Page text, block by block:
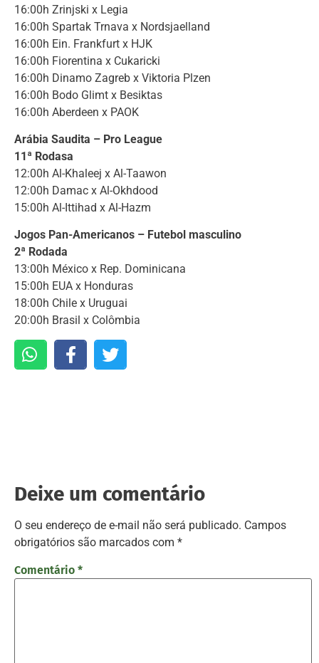
16:00h Zrinjski x Legia
16:00h Spartak Trnava x Nordsjaelland
16:00h Ein. Frankfurt x HJK
16:00h Fiorentina x Cukaricki
16:00h Dinamo Zagreb x Viktoria Plzen
16:00h Bodo Glimt x Besiktas
16:00h Aberdeen x PAOK
Arábia Saudita – Pro League
11ª Rodasa
12:00h Al-Khaleej x Al-Taawon
12:00h Damac x Al-Okhdood
15:00h Al-Ittihad x Al-Hazm
Jogos Pan-Americanos – Futebol masculino
2ª Rodada
13:00h México x Rep. Dominicana
15:00h EUA x Honduras
18:00h Chile x Uruguai
20:00h Brasil x Colômbia
Deixe um comentário
O seu endereço de e-mail não será publicado. Campos
obrigatórios são marcados com *
Comentário *